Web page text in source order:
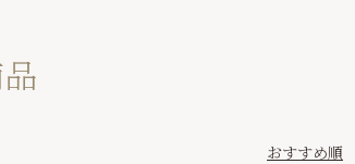
おすすめ順